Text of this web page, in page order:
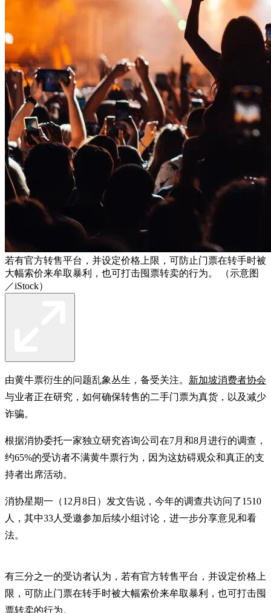
若有官方转售平台，并设定价格上限，可防止门票在转手时被
大幅索价来牟取暴利，也可打击囤票转卖的行为。 （示意图
／iStock）
由黄牛票衍生的问题乱象丛生，备受关注。 新加坡消费者协会
与业者正在研究，如何确保转售的二手门票为真货，以及减少
诈骗。
根据消协委托一家独立研究咨询公司在7月和8月进行的调查，
约65%的受访者不满黄牛票行为，因为这妨碍观众和真正的支
持者出席活动。
消协星期一（12月8日）发文告说，今年的调查共访问了1510
人，其中33人受邀参加后续小组讨论，进一步分享意见和看
法。
有三分之一的受访者认为，若有官方转售平台，并设定价格上
限，可防止门票在转手时被大幅索价来牟取暴利，也可打击囤
票转卖的行为。